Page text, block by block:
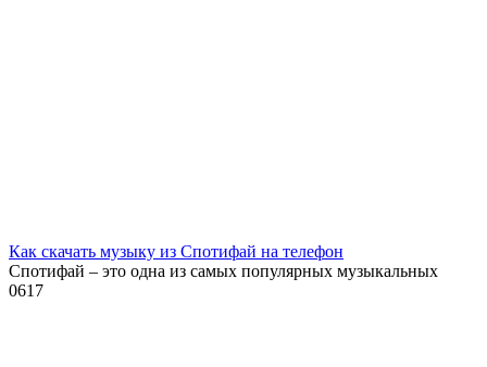
Как скачать музыку из Спотифай на телефон
Спотифай – это одна из самых популярных музыкальных
0617